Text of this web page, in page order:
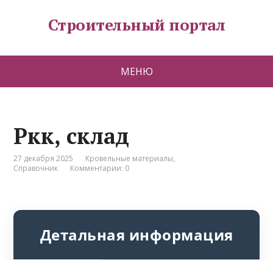
Строительный портал
МЕНЮ
Ркк, склад
27 декабря 2025 Кровельные материалы,
Справочник
Комментарии: 0
Детальная информация